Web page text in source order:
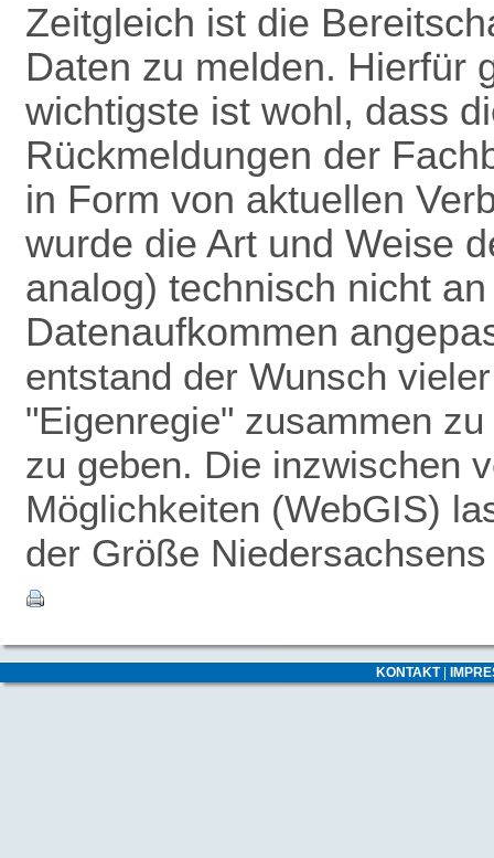
Zeitgleich ist die
Daten zu melden. Hierfür
wichtigste ist wohl, dass
Rückmeldungen der
in Form von aktuellen
wurde die Art und Weise
analog) technisch nicht
Datenaufkommen
entstand der Wunsch
"Eigenregie" zusammen
zu geben. Die inzwischen
Möglichkeiten (WebGIS)
der Größe
KONTAKT|